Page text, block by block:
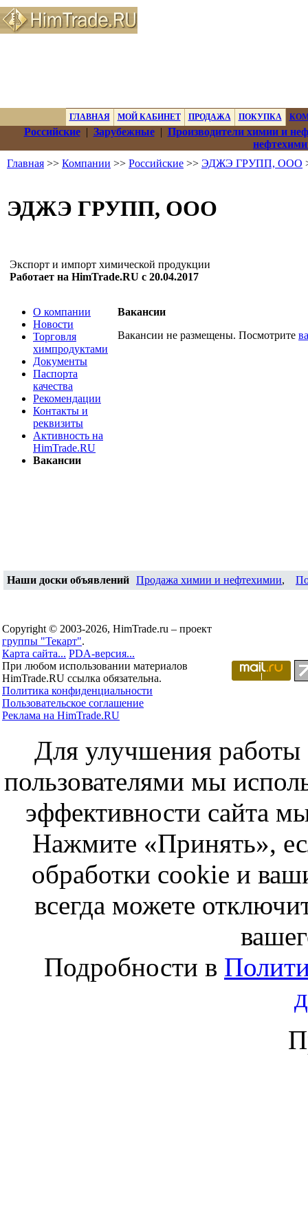
ГЛАВНАЯ МОЙ КАБИНЕТ ПРОДАЖА ПОКУПКА
Российские| Зарубежные| Производители химии и
Главная >> Компании >> Российские >> ЭДЖЭ ГРУПП, ООО
ЭДЖЭ ГРУПП, ООО
Экспорт и импорт химической продукции
Работает на HimTrade.RU с 20.04.2017
О компании
Новости
Торговля
химпродуктами
Документы
Паспорта
качества
Рекомендации
Контакты и
реквизиты
Активность на
HimTrade.RU
Вакансии
Вакансии
Вакансии не размещены. Посмотрите
Наши доски объявлений Продажа химии и нефтехимии,
Copyright © 2003-2026, HimTrade.ru – проект
группы "Текарт".
Карта сайта... PDA-версия...
При любом использовании материалов
HimTrade.RU ссылка обязательна.
Политика конфиденциальности
Пользовательское соглашение
Реклама на HimTrade.RU
Для улучшения работы
пользователями мы
эффективности сайта
Нажмите «Принять»,
обработки cookie и
всегда можете
Подробности в